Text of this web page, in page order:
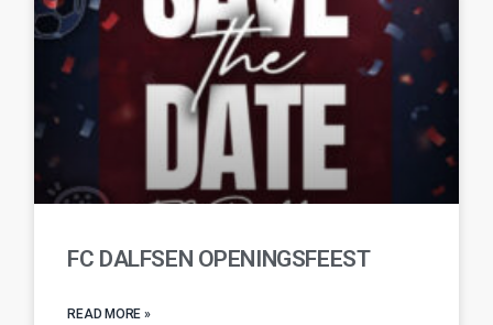
FC DALFSEN OPENINGSFEEST
READ MORE »